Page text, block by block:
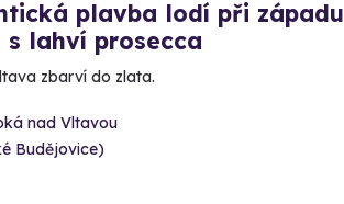
plavba lodí při západu
s lahví prosecca
zbarví do zlata.
nad Vltavou
Budějovice)